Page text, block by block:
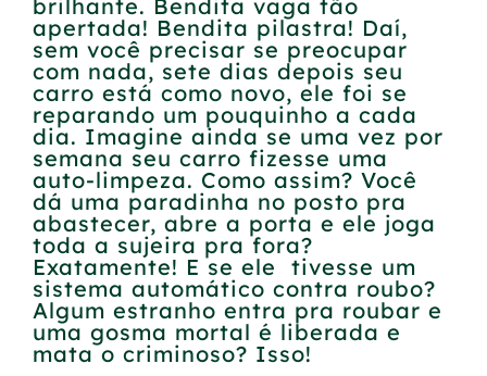
brilhante. Bendita vaga tão
apertada! Bendita pilastra! Daí,
sem você precisar se preocupar
com nada, sete dias depois seu
carro está como novo, ele foi se
reparando um pouquinho a cada
dia. Imagine ainda se uma vez por
semana seu carro fizesse uma
auto-limpeza. Como assim? Você
dá uma paradinha no posto pra
abastecer, abre a porta e ele joga
toda a sujeira pra fora?
Exatamente! E se ele tivesse um
sistema automático contra roubo?
Algum estranho entra pra roubar e
uma gosma mortal é liberada e
mata o criminoso? Isso!